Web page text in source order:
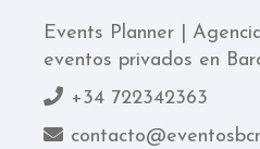
Events Planner |
eventos privados en
+34 722342363